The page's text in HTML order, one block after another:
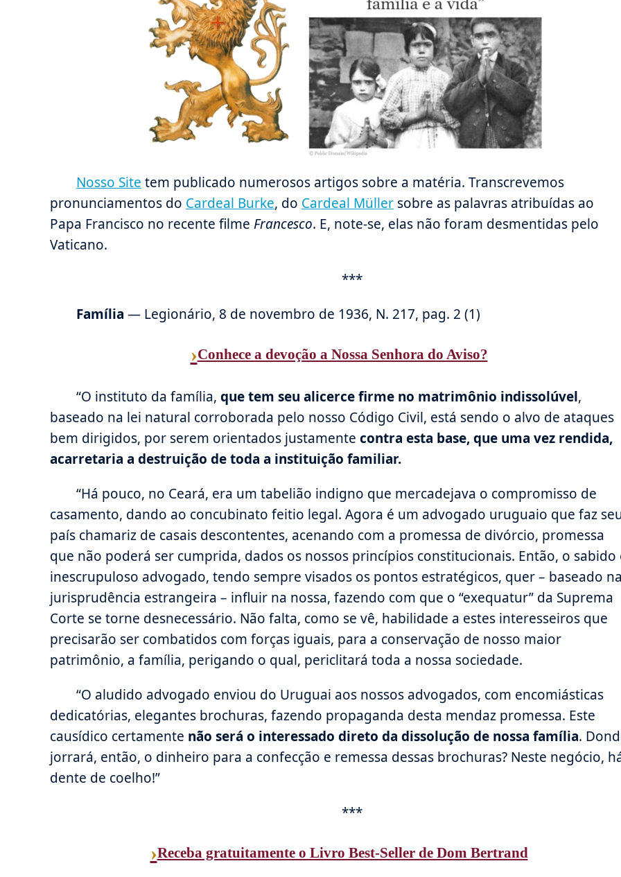
Nosso Site tem publicado numerosos artigos sobre a matéria. Transcrevemos
pronunciamentos do Cardeal Burke, do Cardeal Müller sobre as palavras atribuídas ao
Papa Francisco no recente filme Francesco. E, note-se, elas não foram desmentidas pelo
Vaticano.
***
Família — Legionário, 8 de novembro de 1936, N. 217, pag. 2 (1)
›Conhece a devoção a Nossa Senhora do Aviso?
“O instituto da família, que tem seu alicerce firme no matrimônio indissolúvel,
baseado na lei natural corroborada pelo nosso Código Civil, está sendo o alvo de ataques
bem dirigidos, por serem orientados justamente contra esta base, que uma vez rendida,
acarretaria a destruição de toda a instituição familiar.
“Há pouco, no Ceará, era um tabelião indigno que mercadejava o compromisso de
casamento, dando ao concubinato feitio legal. Agora é um advogado uruguaio que faz
país chamariz de casais descontentes, acenando com a promessa de divórcio, promessa
que não poderá ser cumprida, dados os nossos princípios constitucionais. Então, o sabido
inescrupuloso advogado, tendo sempre visados os pontos estratégicos, quer – baseado
jurisprudência estrangeira – influir na nossa, fazendo com que o “exequatur” da Suprema
Corte se torne desnecessário. Não falta, como se vê, habilidade a estes interesseiros que
precisarão ser combatidos com forças iguais, para a conservação de nosso maior
patrimônio, a família, perigando o qual, periclitará toda a nossa sociedade.
“O aludido advogado enviou do Uruguai aos nossos advogados, com encomiásticas
dedicatórias, elegantes brochuras, fazendo propaganda desta mendaz promessa. Este
causídico certamente não será o interessado direto da dissolução de nossa família.
jorrará, então, o dinheiro para a confecção e remessa dessas brochuras? Neste negócio,
dente de coelho!”
***
›Receba gratuitamente o Livro Best-Seller de Dom Bertrand